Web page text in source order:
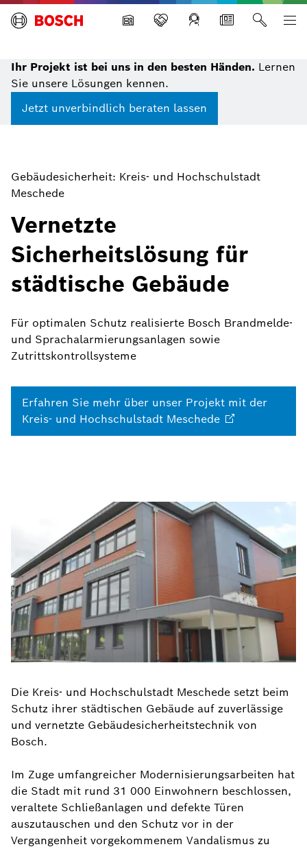
Building Technologies
Ihr Projekt ist bei uns in den besten Händen. Lernen
Sie unsere Lösungen kennen.
Jetzt unverbindlich beraten lassen
Gebäudesicherheit: Kreis- und Hochschulstadt
Meschede
Vernetzte
Sicherheitslösung für
städtische Gebäude
Für optimalen Schutz realisierte Bosch Brandmelde-
und Sprachalarmierungsanlagen sowie
Zutrittskontrollsysteme
Erfahren Sie mehr über unser Projekt mit der
Kreis- und Hochschulstadt Meschede
Die Kreis- und Hochschulstadt Meschede setzt beim
Schutz ihrer städtischen Gebäude auf zuverlässige
und vernetzte Gebäudesicherheitstechnik von
Bosch.
Im Zuge umfangreicher Modernisierungsarbeiten hat
die Stadt mit rund 31 000 Einwohnern beschlossen,
veraltete Schließanlagen und defekte Türen
auszutauschen und den Schutz vor in der
Vergangenheit vorgekommenem Vandalismus zu